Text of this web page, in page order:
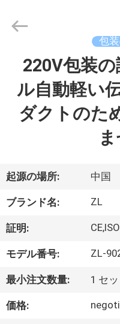
ク
ト
ビ
デ
Dongguan
Zhongli
Reserved.
包
220V包装
ル自動軽い
ダクトのた
起源の場所: 中国
ブランド名: ZL
証明: CE,ISO
モデル番号: ZL-
最小注文数量: 1 セッ
価格: